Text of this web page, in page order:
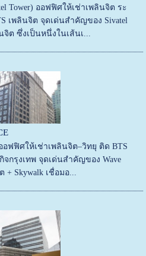
Tower) ออฟฟิศให้เช่าเพลินจิต ระ
เพลินจิต จุดเด่นสำคัญของ Sivatel
ต ซึ่งเป็นหนึ่งในเส้นเ...
อฟฟิศให้เช่าเพลินจิต–วิทยุ ติด BTS
จกรุงเทพ จุดเด่นสำคัญของ Wave
+ Skywalk เชื่อมอ...